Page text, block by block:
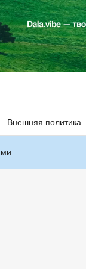
Внешняя политика